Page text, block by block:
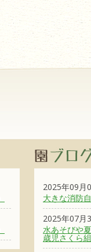
2025年09月
大きな消防
2025年07月
水あそびや
歳児さくら